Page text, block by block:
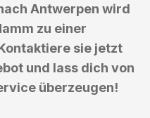
Antwerpen wird
zu einer
sie jetzt
und lass dich von
überzeugen!